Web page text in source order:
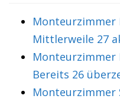
Monteurzimmer
Mittlerweile 27
Monteurzimmer
Bereits 26